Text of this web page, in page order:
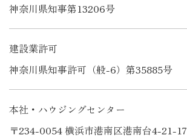
神奈川県知事第13206号
建設業許可
神奈川県知事許可（般-6）第35885号
本社・ハウジングセンター
〒234-0054 横浜市港南区港南台4-21-17